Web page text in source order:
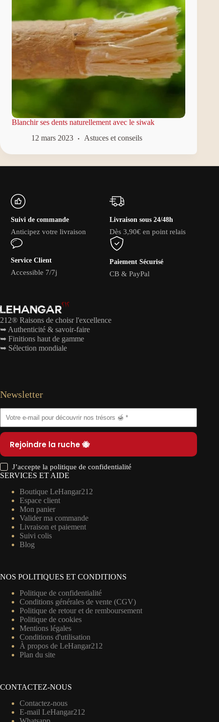
Blanchir ses dents naturellement avec le siwak
12 mars 2023
Astuces et conseils
Suivi de commande
Anticipez votre livraison
Livraison sous 24/48h
Dès 3,90€ en point relais
Service Client
Accessible 7/7j
Paiement Sécurisé
CB & PayPal
212® Raisons de choisr l'excellence
➥ Authenticité & savoir-faire
➥ Finitions haut de gamme
➥ Sélection mondiale
Newsletter
Rejoindre la ruche 🐝
J’accepte lapolitique de confidentialité
SERVICES ET AIDE
Boutique LeHangar212
Espace client
Mon panier
Valider ma commande
Livraison et paiement
Suivi colis
Blog
NOS POLITIQUES ET CONDITIONS
Politique de confidentialité
Conditions générales de vente (CGV)
Politique de retour et de remboursement
Politique de cookies
Mentions légales
Conditions d'utilisation
À propos de LeHangar212
Plan du site
CONTACTEZ-NOUS
Contactez-nous
E-mail LeHangar212